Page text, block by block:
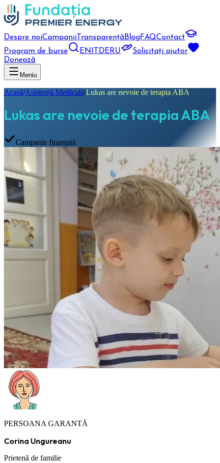
Despre noiCampanii TransparențăBlogFAQContact
Program de burse
EN DERU
Solicitați ajutor
Donează
Meniu
Acasă/Asistență Medicală/Lukas are nevoie de terapia ABA
Lukas are nevoie de terapia ABA
Campanie finanțată
PERSOANA GARANTĂ
Corina Ungureanu
Prietenă de familie